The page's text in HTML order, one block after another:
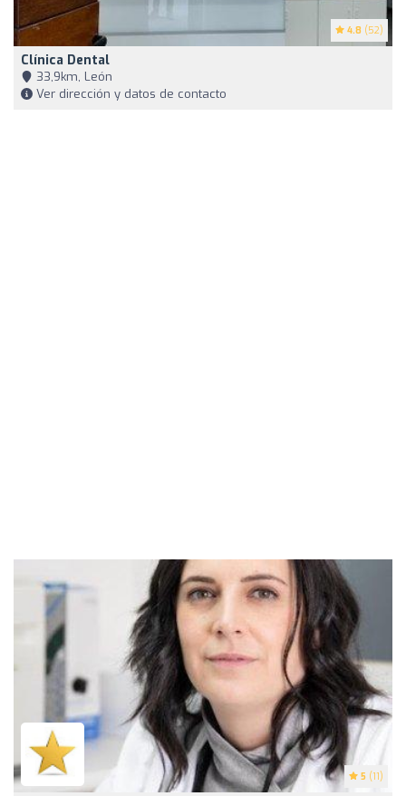
4.8 (52)
Clínica Dental
33,9km, León
Ver dirección y datos de contacto
5 (11)